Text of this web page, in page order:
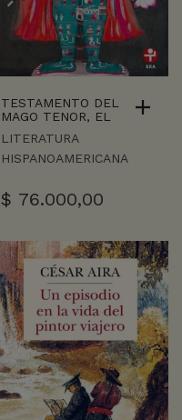
TESTAMENTO DEL
MAGO TENOR, EL
LITERATURA
HISPANOAMERICANA
$ 76.000,00